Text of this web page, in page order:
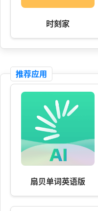
时刻家
推荐应用
扇贝单词英语版